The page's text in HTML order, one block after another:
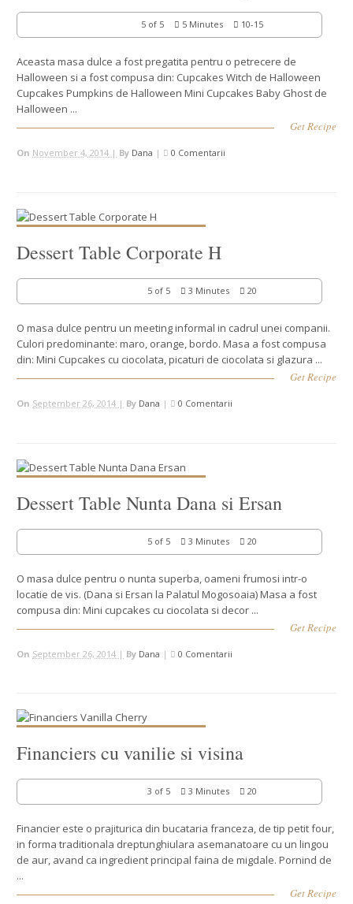
5 of 5 5 Minutes 10-15
Aceasta masa dulce a fost pregatita pentru o petrecere de
Halloween si a fost compusa din: Cupcakes Witch de Halloween
Cupcakes Pumpkins de Halloween Mini Cupcakes Baby Ghost de
Halloween ...
Get Recipe
On November 4, 2014 | By Dana | 0 Comentarii
Dessert Table Corporate H
5 of 5 3 Minutes 20
O masa dulce pentru un meeting informal in cadrul unei companii.
Culori predominante: maro, orange, bordo. Masa a fost compusa
din: Mini Cupcakes cu ciocolata, picaturi de ciocolata si glazura ...
Get Recipe
On September 26, 2014 | By Dana | 0 Comentarii
Dessert Table Nunta Dana si Ersan
5 of 5 3 Minutes 20
O masa dulce pentru o nunta superba, oameni frumosi intr-o
locatie de vis. (Dana si Ersan la Palatul Mogosoaia) Masa a fost
compusa din: Mini cupcakes cu ciocolata si decor ...
Get Recipe
On September 26, 2014 | By Dana | 0 Comentarii
Financiers cu vanilie si visina
3 of 5 3 Minutes 20
Financier este o prajiturica din bucataria franceza, de tip petit four,
in forma traditionala dreptunghiulara asemanatoare cu un lingou
de aur, avand ca ingredient principal faina de migdale. Pornind de
...
Get Recipe